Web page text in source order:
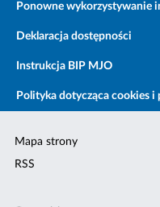
Ponowne wykorzystywanie
Deklaracja dostępności
Instrukcja BIP MJO
Polityka dotycząca cookies
Mapa strony
RSS